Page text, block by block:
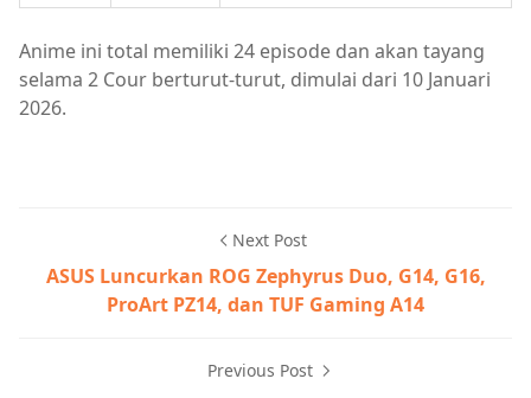
Anime ini total memiliki 24 episode dan akan tayang
selama 2 Cour berturut-turut, dimulai dari 10 Januari
2026.
Next Post
ASUS Luncurkan ROG Zephyrus Duo, G14, G16,
ProArt PZ14, dan TUF Gaming A14
Previous Post